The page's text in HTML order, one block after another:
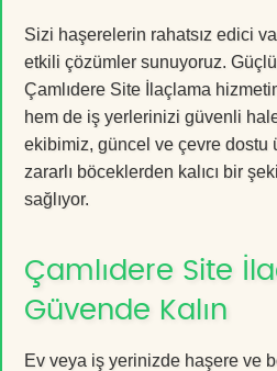
Sizi haşerelerin rahatsız edici
etkili çözümler sunuyoruz.
Çamlıdere Site İlaçlama
hem de iş yerlerinizi güvenli
ekibimiz, güncel ve çevre dostu
zararlı böceklerden kalıcı bir
sağlıyor.
Çamlıdere Site
Güvende Kalın
Ev veya iş yerinizde haşere ve